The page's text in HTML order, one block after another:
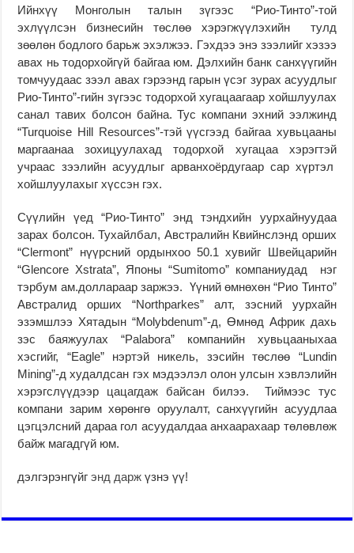
Ийнхүү Монголын талын зүгээс “Рио-Тинто”-той
эхлүүлсэн бизнесийн төслөө хэрэгжүүлэхийн тулд
зөөлөн бодлого барьж эхэлжээ. Гэхдээ энэ зээлийг хэзээ
авах нь тодорхойгүй байгаа юм. Дэлхийн банк санхүүгийн
томчуудаас зээл авах гэрээнд гарын үсэг зурах асуудлыг
Рио-Тинто”-гийн зүгээс тодорхой хугацаагаар хойшлуулах
санал тавих болсон байна. Тус компани эхний ээлжинд
“Turquoise Hill Resources”-тэй үүсгээд байгаа хувьцааны
маргаанаа зохицуулахад тодорхой хугацаа хэрэгтэй
учраас зээлийн асуудлыг арванхоёрдугаар сар хүртэл
хойшлуулахыг хүссэн гэх.
Сүүлийн үед “Рио-Тинто” энд тэндхийн уурхайнуудаа
зарах болсон. Тухайлбал, Австралийн Квийнслэнд орших
“Clermont” нүүрсний ордынхоо 50.1 хувийг Швейцарийн
“Glencore Xstrata”, Японы “Sumitomo” компаниудад нэг
тэрбум ам.доллараар заржээ. Үүний өмнөхөн “Рио Тинто”
Австралид орших “Northparkes” алт, зэсний уурхайн
эзэмшлээ Хятадын “Molybdenum”-д, Өмнөд Африк дахь
зэс баяжуулах “Palabora” компанийн хувьцааныхаа
хэсгийг, “Eagle” нэртэй никель, зэсийн төслөө “Lundin
Mining”-д худалдсан гэх мэдээлэл олон улсын хэвлэлийн
хэрэгслүүдээр цацагдаж байсан билээ. Тиймээс тус
компани зарим хөрөнгө оруулалт, санхүүгийн асуудлаа
цэгцэлсний дараа гол асуудалдаа анхаарахаар төлөвлөж
байж магадгүй юм.
дэлгэрэнгүйг энд даржүзнэ үү!